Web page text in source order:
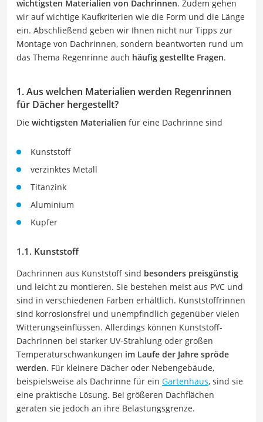
wichtigsten Materialien von Dachrinnen. Zudem gehen
wir auf wichtige Kaufkriterien wie die Form und die Länge
ein. Abschließend geben wir Ihnen nicht nur Tipps zur
Montage von Dachrinnen, sondern beantworten rund um
das Thema Regenrinne auch häufig gestellte Fragen.
1. Aus welchen Materialien werden Regenrinnen
für Dächer hergestellt?
Die wichtigsten Materialien für eine Dachrinne sind
Kunststoff
verzinktes Metall
Titanzink
Aluminium
Kupfer
1.1. Kunststoff
Dachrinnen aus Kunststoff sind besonders preisgünstig
und leicht zu montieren. Sie bestehen meist aus PVC und
sind in verschiedenen Farben erhältlich. Kunststoffrinnen
sind korrosionsfrei und unempfindlich gegenüber vielen
Witterungseinflüssen. Allerdings können Kunststoff-
Dachrinnen bei starker UV-Strahlung oder großen
Temperaturschwankungen im Laufe der Jahre spröde
werden. Für kleinere Dächer oder Nebengebäude,
beispielsweise als Dachrinne für ein Gartenhaus, sind sie
eine praktische Lösung. Bei größeren Dachflächen
geraten sie jedoch an ihre Belastungsgrenze.